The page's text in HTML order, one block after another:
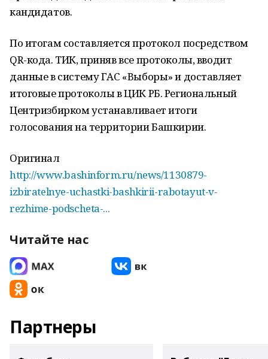
кандидатов.
По итогам составляется протокол посредством
QR-кода. ТИК, приняв все протоколы, вводит
данные в систему ГАС «Выборы» и доставляет
итоговые протоколы в ЦИК РБ. Региональный
Центризбирком устанавливает итоги
голосования на территории Башкирии.
Оригинал
http://www.bashinform.ru/news/1130879-
izbiratelnye-uchastki-bashkirii-rabotayut-v-
rezhime-podscheta-...
Читайте нас
Партнеры